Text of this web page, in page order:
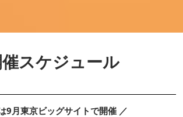
スケジュール
9月東京ビッグサイトで開催 ／